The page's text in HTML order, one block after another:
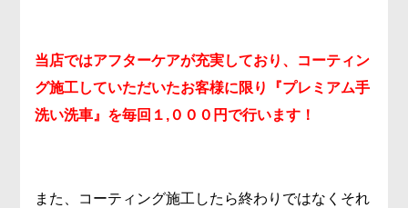
当店ではアフターケアが充実しており、コーティン
グ施工していただいたお客様に限り『プレミアム手
洗い洗車』を毎回１,０００円で行います！
また、コーティング施工したら終わりではなくそれ